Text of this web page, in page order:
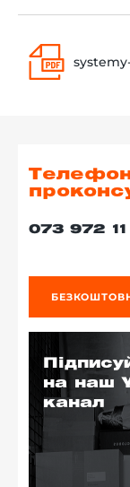
073 972
на наш
канал